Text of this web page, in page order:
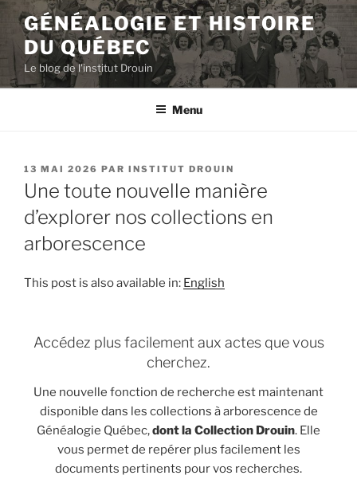
Aller
contenu
principal
GÉNÉALOGIE ET HISTOIRE
DU QUÉBEC
Le blog de l'institut Drouin
Menu
PUBLIÉ
LE
13 MAI 2026 PAR INSTITUT DROUIN
Une toute nouvelle manière
d’explorer nos collections en
arborescence
This post is also available in: English
Accédez plus facilement aux actes que vous
cherchez.
Une nouvelle fonction de recherche est maintenant
disponible dans les collections à arborescence de
Généalogie Québec,dont la Collection Drouin. Elle
vous permet de repérer plus facilement les
documents pertinents pour vos recherches.